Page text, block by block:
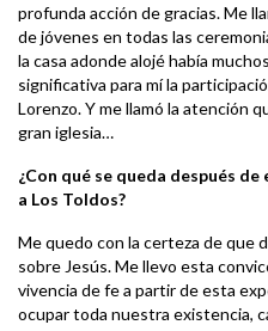
profunda acción de gracias. Me
de jóvenes en todas las
la casa adonde alojé había
significativa para mí la
Lorenzo. Y me llamó la atención
gran iglesia…
¿Con qué se queda después
a Los Toldos?
Me quedo con la certeza de que
sobre Jesús. Me llevo esta
vivencia de fe a partir de esta
ocupar toda nuestra existencia,